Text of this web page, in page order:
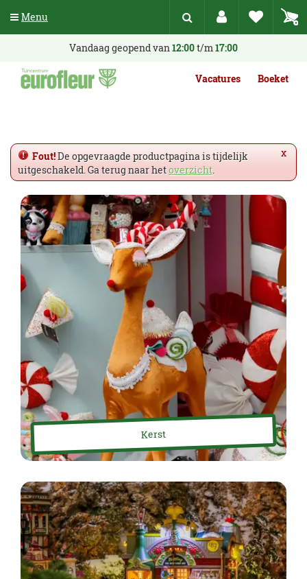
n
Vandaag geopend van12:00t/m17:00
Vacatures Boeket
x
Fout!De opgevraagde productpagina is tijdelijk
uitgeschakeld. Ga terug naar hetoverzicht.
Kerst
Menu